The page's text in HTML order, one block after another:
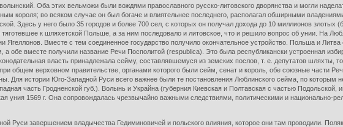
Оба этих вельможи были вождями православного русско-литовского дворянства и могли
короля; во всяком случае он был богаче и влиятельнее последнего, располагал обширными
Здесь у него было 35 городов и более 700 сел, с которых он получал дохода до 10 миллионов злотых
тяготевшее к шляхетской Польше, а за ним последовало и литовское, что и решило вопрос об унии. На
Ягеллонов. Вместе с тем соединенное государство получило окончательное устройство. Польша и
обе вместе получили название Речи Посполитой (respublica). Это была республикански устроенная
власть принадлежала сейму, составлявшемуся из земских послов, т. е. депутатов шляхты,
общем верховном правительстве, органами которого были сейм, сенат и король, обе союзные части
Для истории Юго-Западной Руси всего важнее были те постановления Люблинского сейма, по которым
часть Гродненской губ.). Волынь и Украйна (губерния Киевская и Полтавская с частью
уния 1569 г. Она сопровождалась чрезвычайно важными следствиями, политическими и национально-
завершением владычества Гедиминовичей и польского влияния, которое они там проводили.